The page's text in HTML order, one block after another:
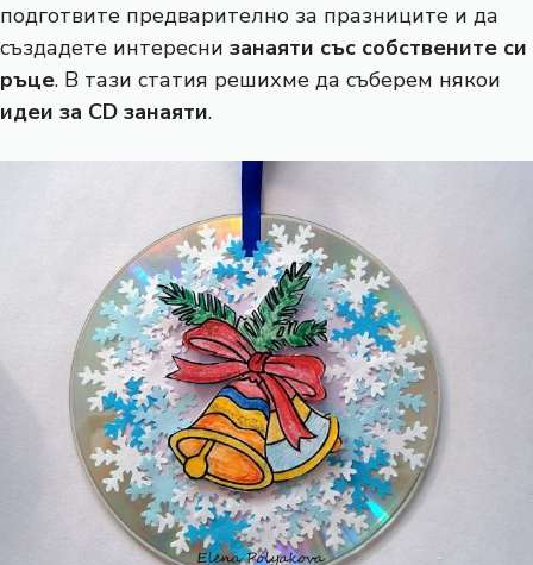
подготвите предварително за празниците и да
създадете интересни занаяти със собствените си
ръце. В тази статия решихме да съберем някои
идеи за CD занаяти.